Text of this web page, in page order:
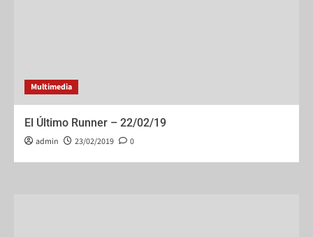
Multimedia
El Último Runner – 22/02/19
admin 23/02/2019 0